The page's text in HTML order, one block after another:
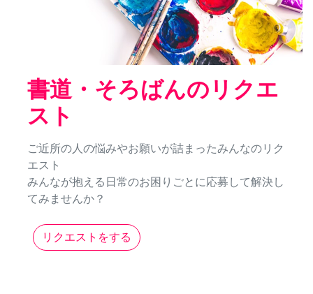
書道・そろばんのリクエ
スト
ご近所の人の悩みやお願いが詰まったみんなのリク
エスト
みんなが抱える日常のお困りごとに応募して解決し
てみませんか？
リクエストをする